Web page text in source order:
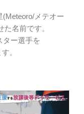
メテオー
名前です。
ター選手を
。